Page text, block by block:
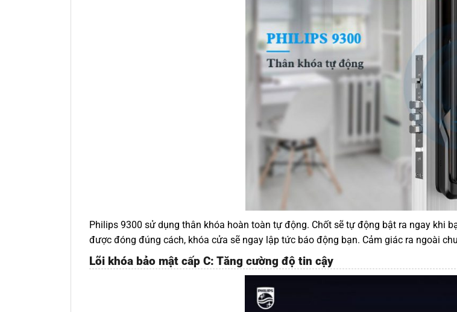
Philips 9300 sử dụng thân khóa hoàn toàn tự động. Chốt sẽ tự động bật ra ngay khi
được đóng đúng cách, khóa cửa sẽ ngay lập tức báo động bạn. Cảm giác ra ngoài
Lõi khóa bảo mật cấp C: Tăng cường độ tin cậy